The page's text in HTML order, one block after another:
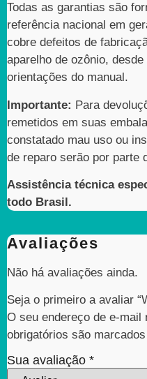
Todas as garantias são
referência nacional em
cobre defeitos de
aparelho de ozônio,
orientações do manual.
Importante: Para
remetidos em suas
constatado mau uso ou
de reparo serão por parte
Assistência técnica
todo Brasil.
Avaliações
Não há avaliações ainda.
Seja o primeiro a avaliar
O seu endereço de e-mail
obrigatórios são
Sua avaliação *